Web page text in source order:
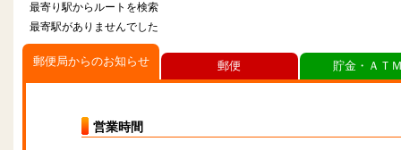
最寄り駅からルートを検索
最寄駅がありませんでした
郵便局からのお知らせ
営業時間
郵便 貯金・ＡＴ